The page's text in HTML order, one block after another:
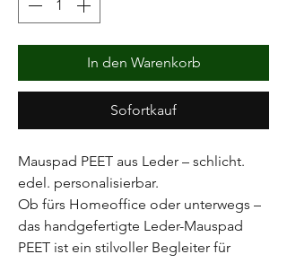
In den Warenkorb
Sofortkauf
Mauspad PEET aus Leder – schlicht.
edel. personalisierbar.
Ob fürs Homeoffice oder unterwegs –
das handgefertigte Leder-Mauspad
PEET ist ein stilvoller Begleiter für